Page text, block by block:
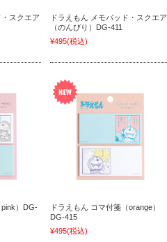
スクエア
ドラえもん メモパッド・スクエア
（のんびり）DG-411
¥495(税込)
pink）DG-
ドラえもん コマ付箋（orange）
DG-415
¥495(税込)